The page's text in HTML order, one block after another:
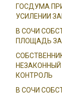
ГОСДУМА
УСИЛЕНИИ
В СОЧИ
ПЛОЩАДЬ
КОНТРОЛЬ
В СОЧИ